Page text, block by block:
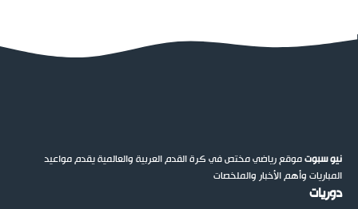
نيو سبوتموقع رياضي مختص في كرة القدم العربية والعالمية يقدم مواعيد
المباريات وأهم الأخبار والملخصات
دوريات